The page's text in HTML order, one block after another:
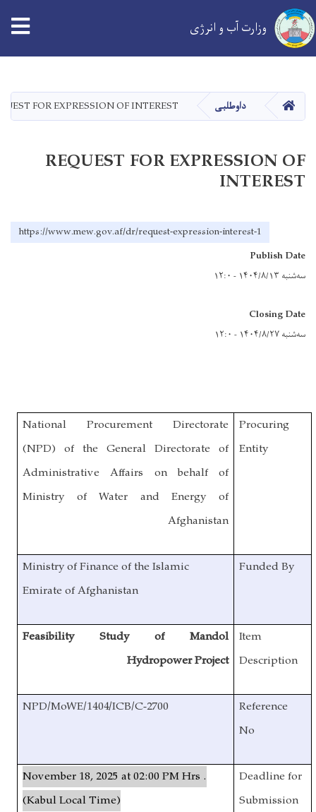
main
content
وزارت آب و انرژی
خانه داوطلبی FOR EXPRESSION OF INTEREST
REQUEST FOR EXPRESSION OF
INTEREST
https://www.mew.gov.af/dr/request-expression-interest-1
Publish Date
سه‌شنبه ۱۴۰۴/۸/۱۳ - ۱۲:۰
Closing Date
سه‌شنبه ۱۴۰۴/۸/۲۷ - ۱۲:۰
Procuring
Entity
National Procurement Directorate
(NPD) of the General Directorate of
Administrative Affairs on behalf of
Ministry of Water and Energy of
Afghanistan
Funded By
Ministry of Finance of the Islamic
Emirateof Afghanistan
Item
Description
Feasibility Study of Mandol
Hydropower Project
Reference
No
NPD/MoWE/1404/ICB/C-2700
Deadline for
Submission
November 18, 2025 at 02:00 PM Hrs .
(Kabul Local Time)